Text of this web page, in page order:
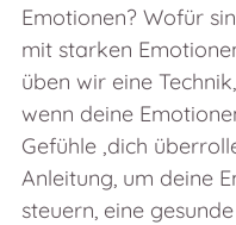
Emotionen? Wofür
mit starken
üben wir eine
wenn deine
Gefühle ‚dich
Anleitung, um deine
steuern, eine